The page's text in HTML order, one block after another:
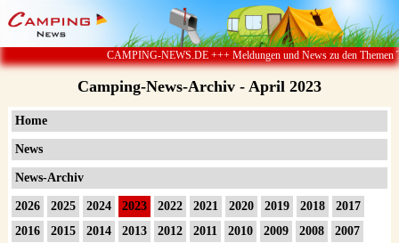
CAMPING-NEWS.DE +++ Meldungen und News zu den Themen
Camping-News-Archiv - April 2023
Home
News
News-Archiv
2026 2025 2024 2023 2022 2021 2020 2019 2018
2017
2016
2015 2014 2013 2012 2011 2010 2009 2008
2007